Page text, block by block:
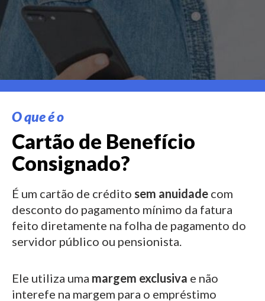
O que é o
Cartão de Benefício
Consignado?
É um cartão de crédito sem anuidade com
desconto do pagamento mínimo da fatura
feito diretamente na folha de pagamento do
servidor público ou pensionista.
Ele utiliza uma margem exclusiva e não
interefe na margem para o empréstimo